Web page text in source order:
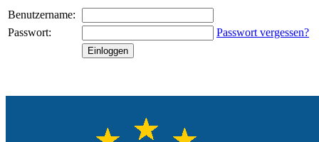
Benutzername:
Passwort:
Passwort vergessen?
Einloggen